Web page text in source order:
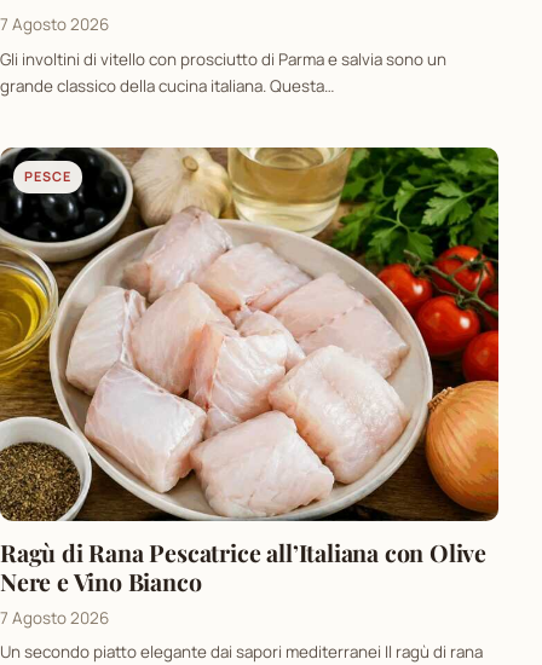
7 Agosto 2026
Gli involtini di vitello con prosciutto di Parma e salvia sono un
grande classico della cucina italiana. Questa…
PESCE
Ragù di Rana Pescatrice all’Italiana con Olive
Nere e Vino Bianco
7 Agosto 2026
Un secondo piatto elegante dai sapori mediterranei Il ragù di rana